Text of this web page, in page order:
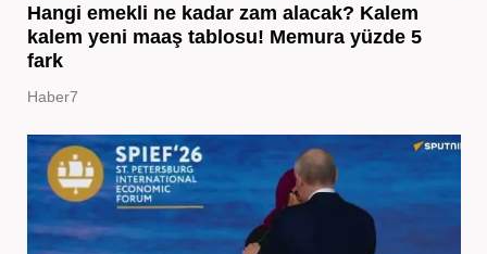
Hangi emekli ne kadar zam alacak? Kalem
kalem yeni maaş tablosu! Memura yüzde 5
fark
Haber7